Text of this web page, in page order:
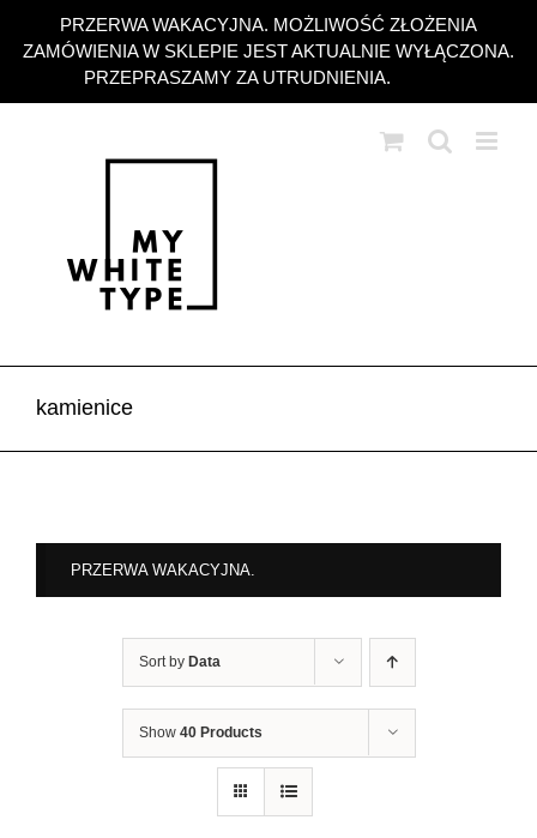
PRZERWA WAKACYJNA. MOŻLIWOŚĆ ZŁOŻENIA
ZAMÓWIENIA W SKLEPIE JEST AKTUALNIE WYŁĄCZONA.
PRZEPRASZAMY ZA UTRUDNIENIA.
zawartości
kamienice
PRZERWA WAKACYJNA.
Sort by Data
Show 40 Products